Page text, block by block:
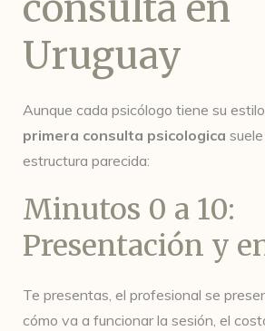
Uruguay
Aunque cada psicólogo tiene su
primera consulta psicologica
estructura parecida:
Minutos 0 a 10:
Presentación y
Te presentas, el profesional se
cómo va a funcionar la sesión, el